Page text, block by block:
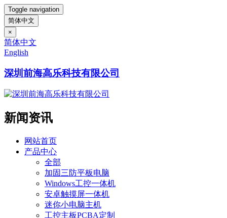
Toggle navigation
简体中文
×
简体中文
English
深圳前海高乐科技有限公司
新闻资讯
网站首页
产品中心
全部
加固三防平板电脑
Windows工控一体机
安卓触摸屏一体机
迷你小电脑主机
工控主板PCBA定制